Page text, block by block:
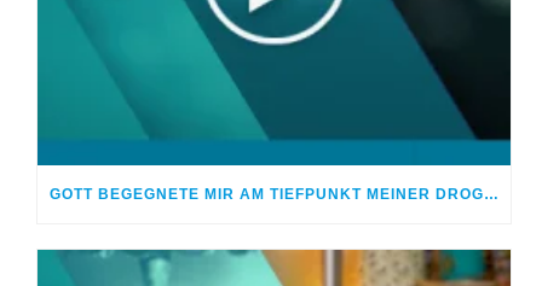
GOTT BEGEGNETE MIR AM TIEFPUNKT MEINER DROGENSUCHT